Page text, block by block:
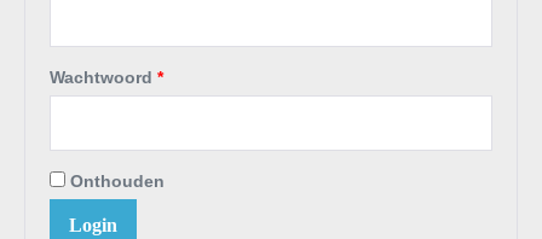
Wachtwoord *
Onthouden
Login